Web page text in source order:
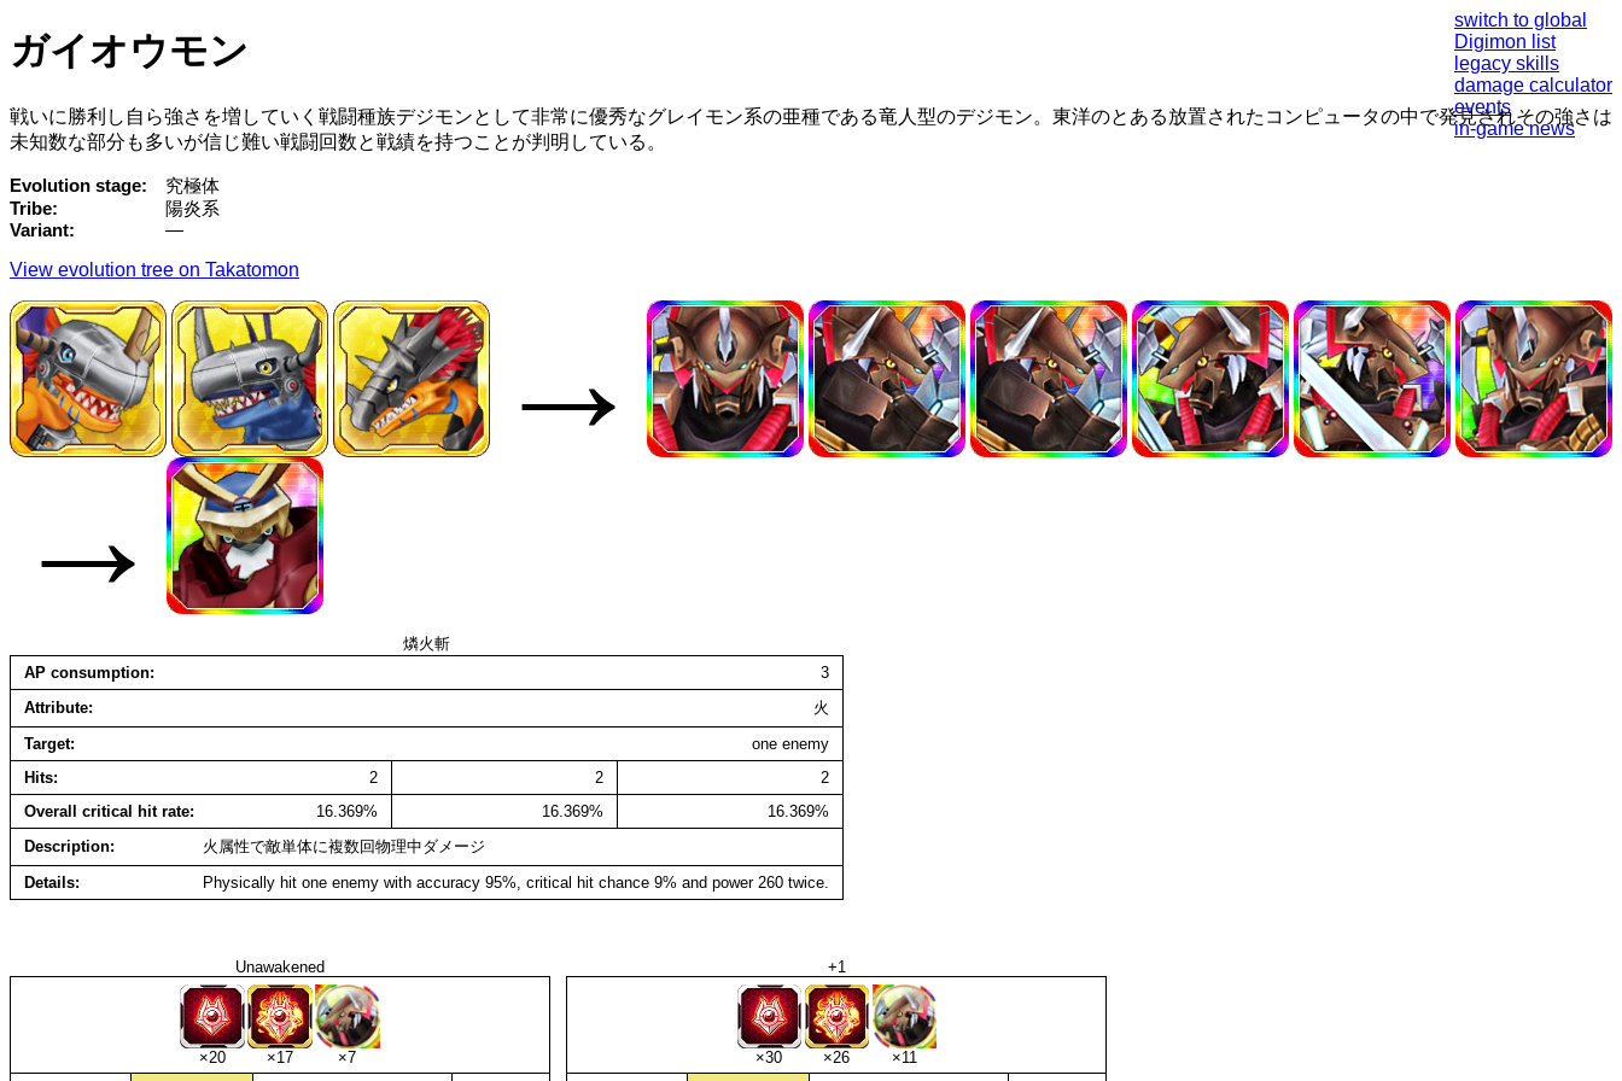
switch to global
Digimon list
legacy skills
damage calculator
events
in-game news
ガイオウモン
戦いに勝利し自ら強さを増していく戦闘種族デジモンとして非常に優秀なグレイモン系の亜種である竜人型のデジモン。東洋のとある放置されたコンピュータの中で発見されその強さは
未知数な部分も多いが信じ難い戦闘回数と戦績を持つことが判明している。
Evolution stage
究極体
Tribe
陽炎系
Variant
—
View evolution tree on Takatomon
→
→
燐火斬
AP consumption
3
Attribute
火
Target
one enemy
Hits
2 2
2
Overall critical hit rate
16.369% 16.369%
16.369%
Description
火属性で敵単体に複数回物理中ダメージ
Details
Physically hit one enemy with accuracy 95%, critical hit chance 9% and power 260 twice.
Unawakened
×20 ×17
×7
+1
×30 ×26
×11